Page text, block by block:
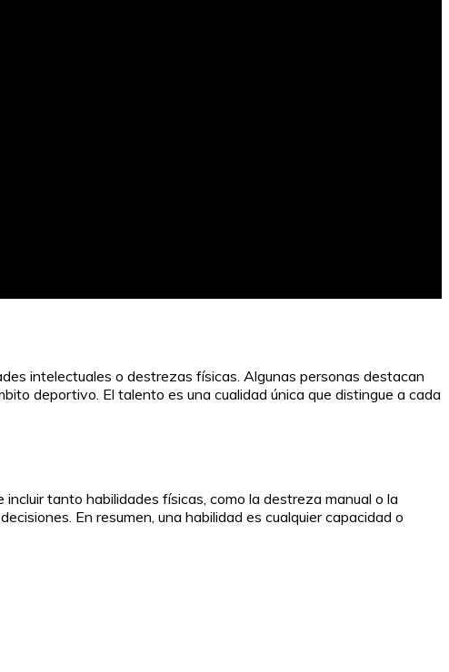
intelectuales o destrezas físicas. Algunas personas destacan
deportivo. El talento es una cualidad única que distingue a cada
tanto habilidades físicas, como la destreza manual o la
En resumen, una habilidad es cualquier capacidad o